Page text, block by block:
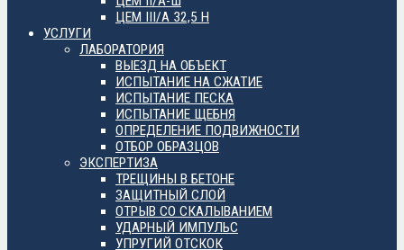
ЦЕМ III/А 32,5 Н
УСЛУГИ
ЛАБОРАТОРИЯ
ВЫЕЗД НА ОБЪЕКТ
ИСПЫТАНИЕ НА СЖАТИЕ
ИСПЫТАНИЕ ПЕСКА
ИСПЫТАНИЕ ЩЕБНЯ
ОПРЕДЕЛЕНИЕ ПОДВИЖНОСТИ
ОТБОР ОБРАЗЦОВ
ЭКСПЕРТИЗА
ТРЕЩИНЫ В БЕТОНЕ
ЗАЩИТНЫЙ СЛОЙ
ОТРЫВ СО СКАЛЫВАНИЕМ
УДАРНЫЙ ИМПУЛЬС
УПРУГИЙ ОТСКОК